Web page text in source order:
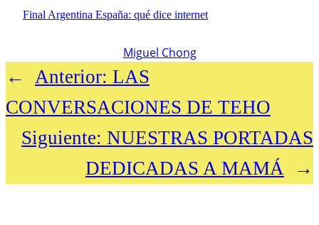
Final Argentina España: qué dice internet
Miguel Chong
← Anterior: LAS
CONVERSACIONES DE TEHO
Siguiente: NUESTRAS PORTADAS
DEDICADAS A MAMÁ
→